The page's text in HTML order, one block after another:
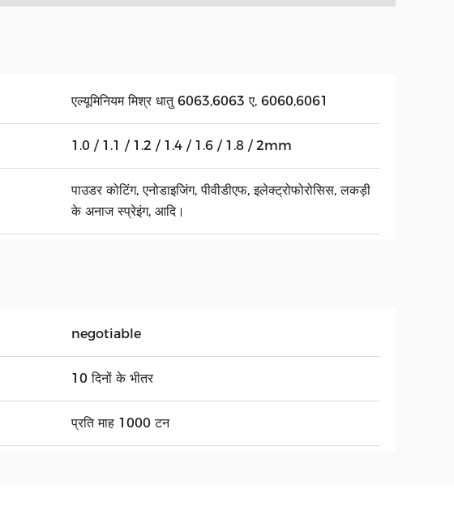
एल्यूमिनियम मिश्र धातु 6063,6063 ए, 6060,6061
1.0 / 1.1 / 1.2 / 1.4 / 1.6 / 1.8 / 2mm
पाउडर कोटिंग, एनोडाइजिंग, पीवीडीएफ, इलेक्ट्रोफोरोसिस, लकड़ी
के अनाज स्प्रेइंग, आदि।
negotiable
10 दिनों के भीतर
प्रति माह 1000 टन